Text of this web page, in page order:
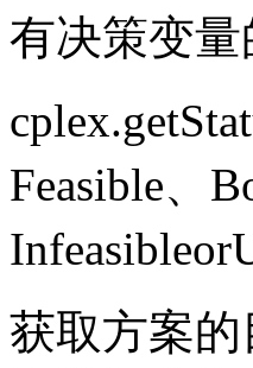
有决策变量
Feasible、
获取方案的